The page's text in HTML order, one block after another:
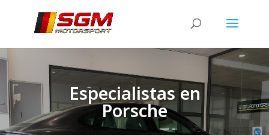
Especialistas en
Porsche